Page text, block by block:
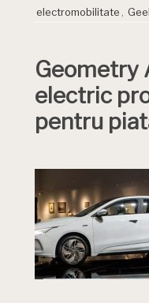
electromobilitate
Geometry
electric
pentru